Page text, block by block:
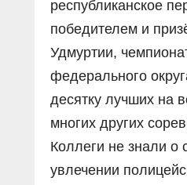
республиканское
победителем и
Удмуртии,
федерального
десятку лучших на
многих других
Коллеги не знали о
увлечении